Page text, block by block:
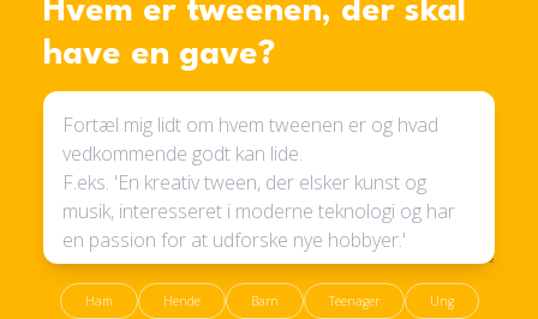
Hvem er tweenen, der skal
have en gave?
Ham Hende Barn Teenager Ung